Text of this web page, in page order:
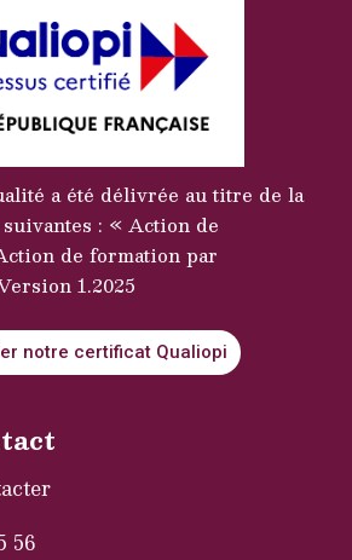
a été délivrée au titre de la
suivantes : « Action de
de formation par
1.2025
notre certificat Qualiopi
56